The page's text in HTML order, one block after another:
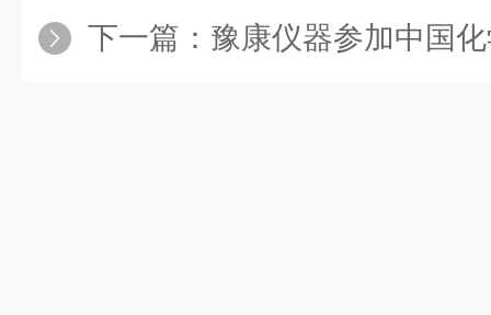
下一篇： 豫康仪器参加中国化学会第